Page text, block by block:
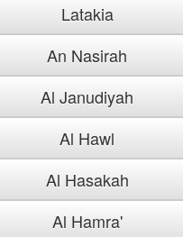
Latakia
An Nasirah
Al Janudiyah
Al Hawl
Al Hasakah
Al Hamra'